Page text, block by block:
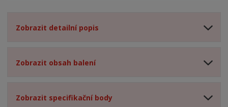
Zobrazit detailní popis
Zobrazit obsah balení
Zobrazit specifikační body